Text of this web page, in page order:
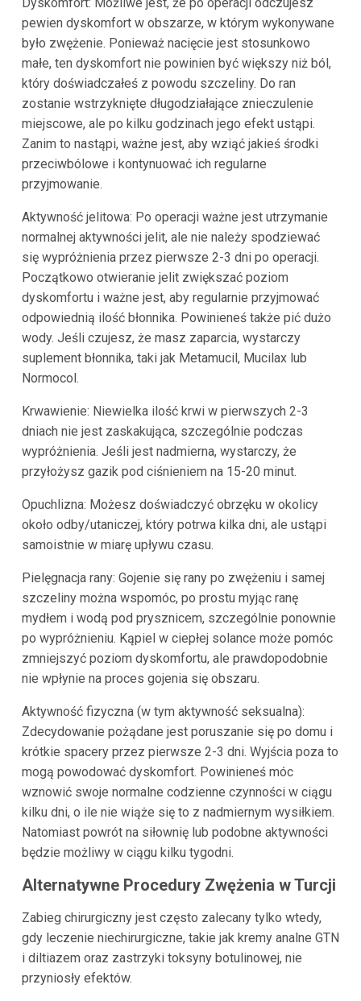
pewien dyskomfort w obszarze, w którym wykonywane
było zwężenie. Ponieważ nacięcie jest stosunkowo
małe, ten dyskomfort nie powinien być większy niż ból,
który doświadczałeś z powodu szczeliny. Do ran
zostanie wstrzyknięte długodziałające znieczulenie
miejscowe, ale po kilku godzinach jego efekt ustąpi.
Zanim to nastąpi, ważne jest, aby wziąć jakieś środki
przeciwbólowe i kontynuować ich regularne
przyjmowanie.
Aktywność jelitowa: Po operacji ważne jest utrzymanie
normalnej aktywności jelit, ale nie należy spodziewać
się wypróżnienia przez pierwsze 2-3 dni po operacji.
Początkowo otwieranie jelit zwiększać poziom
dyskomfortu i ważne jest, aby regularnie przyjmować
odpowiednią ilość błonnika. Powinieneś także pić dużo
wody. Jeśli czujesz, że masz zaparcia, wystarczy
suplement błonnika, taki jak Metamucil, Mucilax lub
Normocol.
Krwawienie: Niewielka ilość krwi w pierwszych 2-3
dniach nie jest zaskakująca, szczególnie podczas
wypróżnienia. Jeśli jest nadmierna, wystarczy, że
przyłożysz gazik pod ciśnieniem na 15-20 minut.
Opuchlizna: Możesz doświadczyć obrzęku w okolicy
około odby/utaniczej, który potrwa kilka dni, ale ustąpi
samoistnie w miarę upływu czasu.
Pielęgnacja rany: Gojenie się rany po zwężeniu i samej
szczeliny można wspomóc, po prostu myjąc ranę
mydłem i wodą pod prysznicem, szczególnie ponownie
po wypróżnieniu. Kąpiel w ciepłej solance może pomóc
zmniejszyć poziom dyskomfortu, ale prawdopodobnie
nie wpłynie na proces gojenia się obszaru.
Aktywność fizyczna (w tym aktywność seksualna):
Zdecydowanie pożądane jest poruszanie się po domu i
krótkie spacery przez pierwsze 2-3 dni. Wyjścia poza to
mogą powodować dyskomfort. Powinieneś móc
wznowić swoje normalne codzienne czynności w ciągu
kilku dni, o ile nie wiąże się to z nadmiernym wysiłkiem.
Natomiast powrót na siłownię lub podobne aktywności
będzie możliwy w ciągu kilku tygodni.
Alternatywne Procedury Zwężenia w Turcji
Zabieg chirurgiczny jest często zalecany tylko wtedy,
gdy leczenie niechirurgiczne, takie jak kremy analne GTN
i diltiazem oraz zastrzyki toksyny botulinowej, nie
przyniosły efektów.